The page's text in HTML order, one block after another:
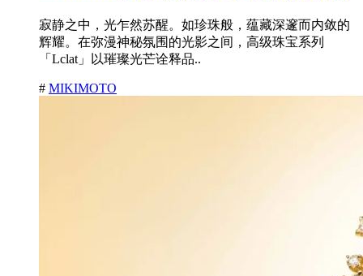
寂静之中，光乍然苏醒。如珍珠般，蕴藏深邃而内敛的
辉耀。在弥漫神秘氛围的光影之间，高级珠宝系列
「Lclat」以璀璨光芒诠释品..
# MIKIMOTO